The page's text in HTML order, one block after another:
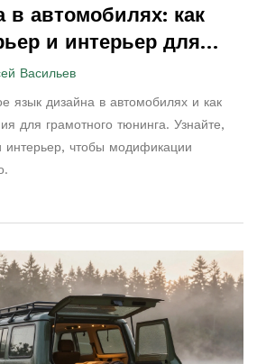
в автомобилях: как
и интерьер для
Васильев
язык дизайна в автомобилях и как
для грамотного тюнинга. Узнайте,
интерьер, чтобы модификации